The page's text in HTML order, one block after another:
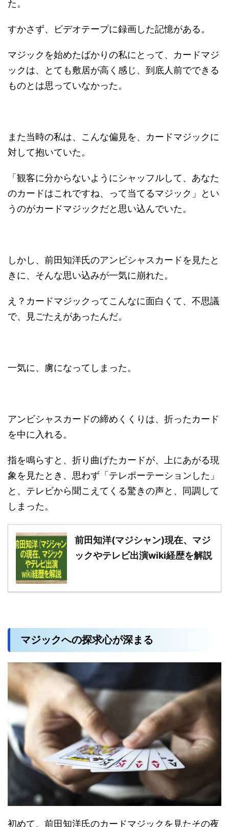
た。
すかさず、ビデオテープに録画した記憶がある。
マジックを始めたばかりの私にとって、カードマジ
ックは、とても敷居が高く感じ、到底人前でできる
ものとは思っていなかった。
また当時の私は、こんな偏見を、カードマジックに
対して抱いていた。
「観客に分からないようにシャッフルして、あなた
のカードはこれですね、って当てるマジック」とい
うのがカードマジックだと思い込んでいた。
しかし、前田知洋氏のアンビシャスカードを見たと
きに、そんな思い込みが一気に崩れた。
え？カードマジックってこんなに面白くて、不思議
で、見ごたえがあったんだ。
一気に、虜になってしまった。
アンビシャスカードの締めくくりは、折ったカード
を中に入れる。
指を鳴らすと、折り曲げたカードが、上にあがる現
象を見たとき、思わず「テレポーテーションした」
と、テレビから聞こえてくる驚きの声と、同調して
しまった。
前田知洋(マジシャン)現在、マジ
ックやテレビ出演wiki経歴を解説
マジックへの探求心が深まる
初めて、前田知洋氏のカードマジックを見たその夜